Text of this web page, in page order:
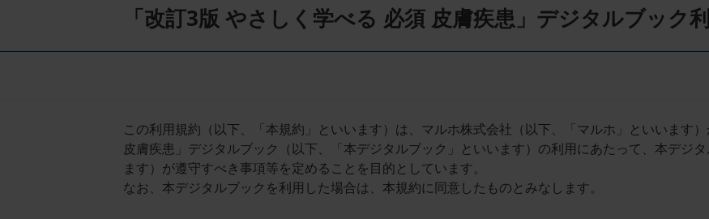
ナ
「改訂3版 やさしく学べる 必須 皮膚疾患」デジタルブック
この利用規約（以下、「本規約」といいます）は、マルホ株式会社（以下、「マルホ」といいます
皮膚疾患」デジタルブック（以下、「本デジタルブック」といいます）の利用にあたって、本デジ
ます）が遵守すべき事項等を定めることを目的としています。
なお、本デジタルブックを利用した場合は、本規約に同意したものとみなします。